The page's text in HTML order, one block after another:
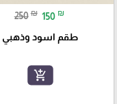
250 ₪ 150 ₪
طقم اسود وذهبي
add_shopping_cart